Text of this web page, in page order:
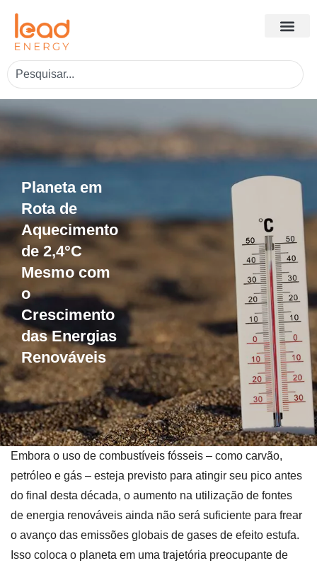
Planeta em
Rota de
Aquecimento
de 2,4°C
Mesmo com
o
Crescimento
das Energias
Renováveis
Embora o uso de combustíveis fósseis – como carvão,
petróleo e gás – esteja previsto para atingir seu pico antes
do final desta década, o aumento na utilização de fontes
de energia renováveis ainda não será suficiente para frear
o avanço das emissões globais de gases de efeito estufa.
Isso coloca o planeta em uma trajetória preocupante de